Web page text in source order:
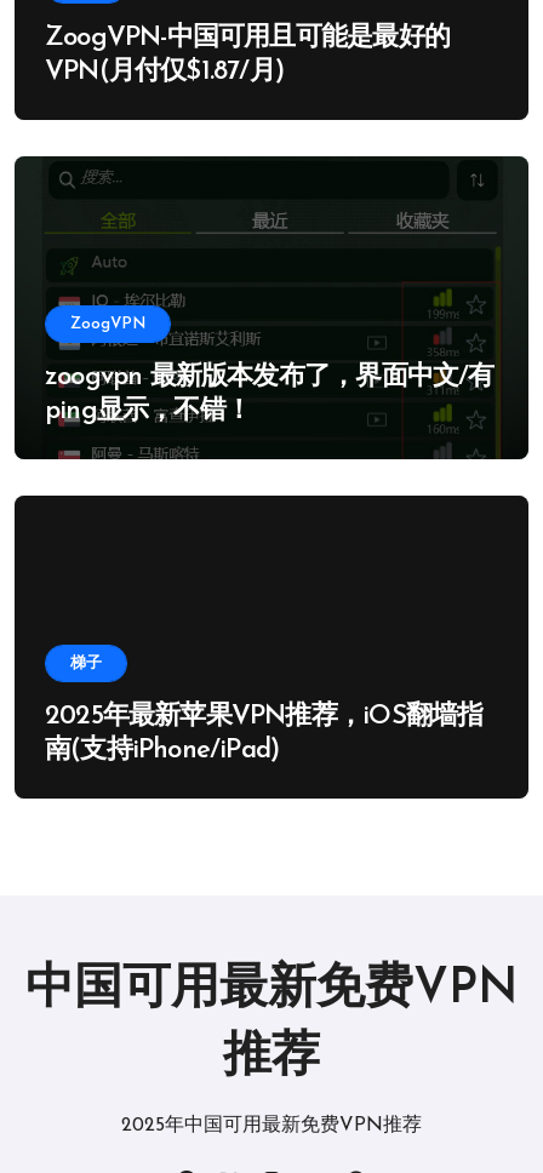
ZoogVPN-中国可用且可能是最好的
VPN(月付仅$1.87/月)
ZoogVPN
zoogvpn 最新版本发布了，界面中文/有
ping显示，不错！
梯子
2025年最新苹果VPN推荐，iOS翻墙指
南(支持iPhone/iPad)
中国可用最新免费VPN
推荐
2025年中国可用最新免费VPN推荐